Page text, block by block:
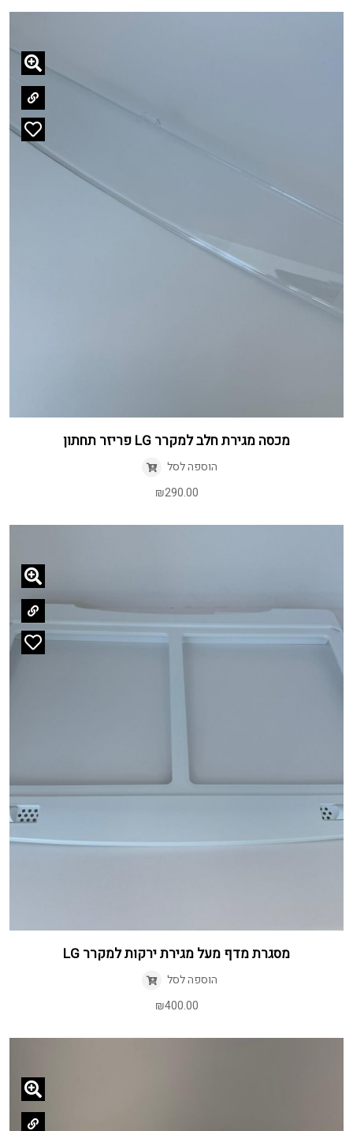
מכסה מגירת חלב למקרר LG פריזר תחתון
הוספה לסל
₪290.00
מסגרת מדף מעל מגירת ירקות למקרר LG
הוספה לסל
₪400.00